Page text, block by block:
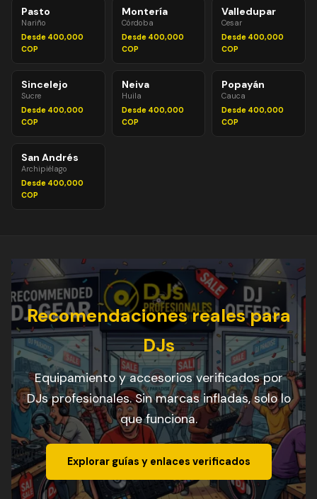
Pasto
Nariño
Desde 400,000
COP
Montería
Córdoba
Desde 400,000
COP
Valledupar
Cesar
Desde 400,000
COP
Sincelejo
Sucre
Desde 400,000
COP
Neiva
Huila
Desde 400,000
COP
Popayán
Cauca
Desde 400,000
COP
San Andrés
Archipiélago
Desde 400,000
COP
Recomendaciones reales para
DJs
Equipamiento y accesorios verificados por
DJs profesionales. Sin marcas infladas, solo lo
que funciona.
Explorar guías y enlaces verificados